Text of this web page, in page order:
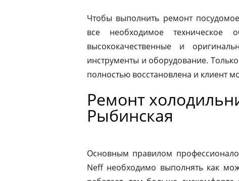
Чтобы выполнить ремонт
все необходимое техническое
высококачественные и
инструменты и оборудование.
полностью восстановлена и клиент
Ремонт
Рыбинская
Основным правилом
Neff необходимо выполнять как